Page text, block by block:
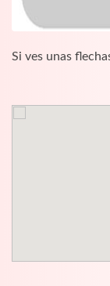
Si ves unas